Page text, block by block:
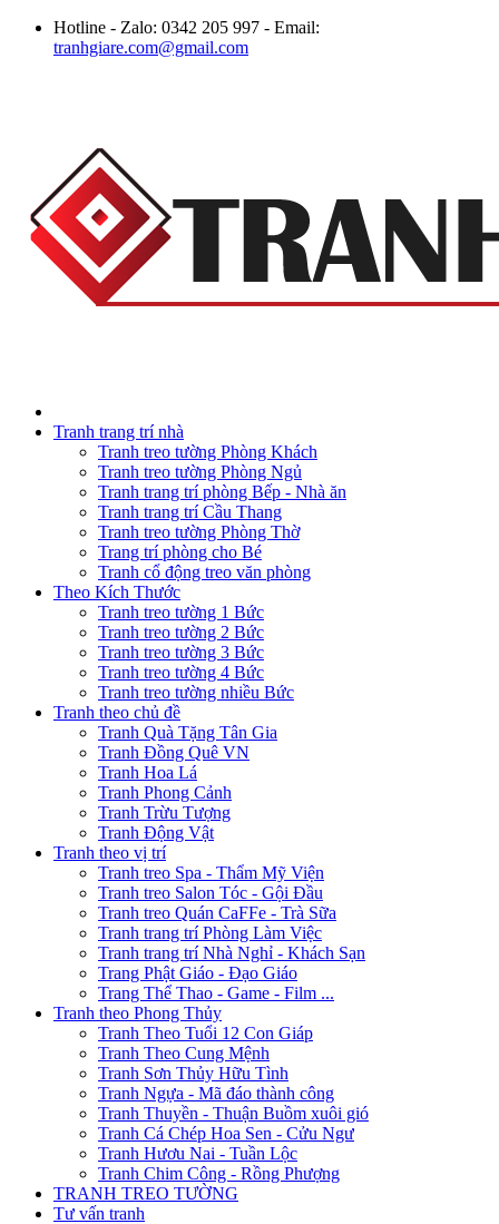
Hotline - Zalo: 0342 205 997 - Email:
tranhgiare.com@gmail.com
Tranh trang trí nhà
Tranh treo tường Phòng Khách
Tranh treo tường Phòng Ngủ
Tranh trang trí phòng Bếp - Nhà ăn
Tranh trang trí Cầu Thang
Tranh treo tường Phòng Thờ
Trang trí phòng cho Bé
Tranh cổ động treo văn phòng
Theo Kích Thước
Tranh treo tường 1 Bức
Tranh treo tường 2 Bức
Tranh treo tường 3 Bức
Tranh treo tường 4 Bức
Tranh treo tường nhiều Bức
Tranh theo chủ đề
Tranh Quà Tặng Tân Gia
Tranh Đồng Quê VN
Tranh Hoa Lá
Tranh Phong Cảnh
Tranh Trừu Tượng
Tranh Động Vật
Tranh theo vị trí
Tranh treo Spa - Thẩm Mỹ Viện
Tranh treo Salon Tóc - Gội Đầu
Tranh treo Quán CaFFe - Trà Sữa
Tranh trang trí Phòng Làm Việc
Tranh trang trí Nhà Nghỉ - Khách Sạn
Trang Phật Giáo - Đạo Giáo
Trang Thể Thao - Game - Film ...
Tranh theo Phong Thủy
Tranh Theo Tuổi 12 Con Giáp
Tranh Theo Cung Mệnh
Tranh Sơn Thủy Hữu Tình
Tranh Ngựa - Mã đáo thành công
Tranh Thuyền - Thuận Buồm xuôi gió
Tranh Cá Chép Hoa Sen - Cửu Ngư
Tranh Hươu Nai - Tuần Lộc
Tranh Chim Công - Rồng Phượng
TRANH TREO TƯỜNG
Tư vấn tranh